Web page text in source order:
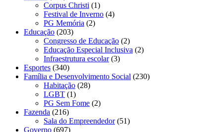
Corpus Christi (1)
Festival de Inverno (4)
PG Memória (2)
Educação (203)
Congresso de Educação (2)
Educação Especial Inclusiva (2)
Infraestrutura escolar(3)
Esportes (340)
Família e Desenvolvimento Social (230)
Habitação (28)
LGBT (1)
PG Sem Fome (2)
Fazenda (216)
Sala do Empreendedor(51)
Governo (697)